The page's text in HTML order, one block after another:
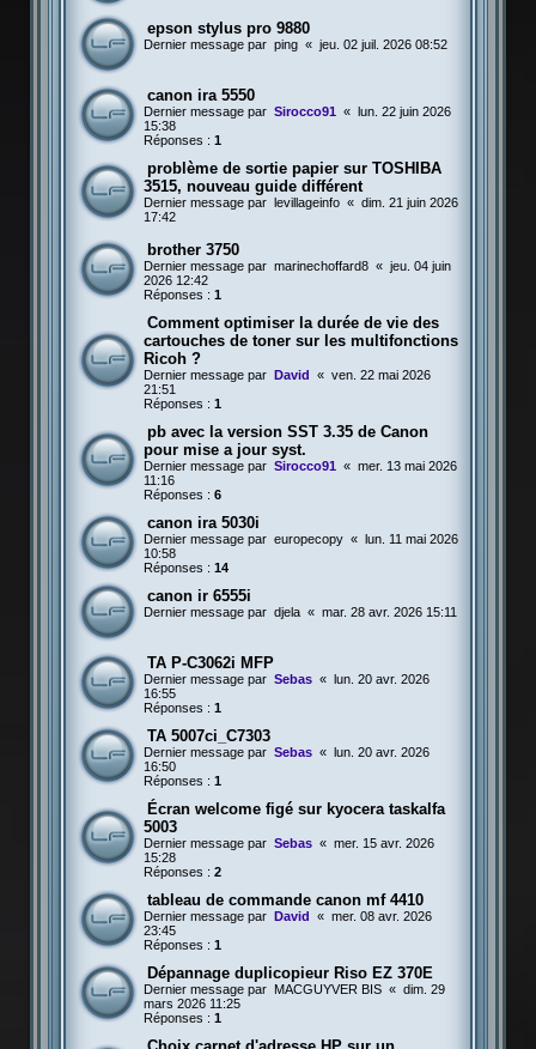
epson stylus pro 9880
Dernier message par ping « jeu. 02 juil. 2026 08:52
canon ira 5550
Dernier message par Sirocco91 « lun. 22 juin 2026
15:38
Réponses : 1
problème de sortie papier sur TOSHIBA
3515, nouveau guide différent
Dernier message par levillageinfo « dim. 21 juin 2026
17:42
brother 3750
Dernier message par marinechoffard8 « jeu. 04 juin
2026 12:42
Réponses : 1
Comment optimiser la durée de vie des
cartouches de toner sur les multifonctions
Ricoh ?
Dernier message par David « ven. 22 mai 2026
21:51
Réponses : 1
pb avec la version SST 3.35 de Canon
pour mise a jour syst.
Dernier message par Sirocco91 « mer. 13 mai 2026
11:16
Réponses : 6
canon ira 5030i
Dernier message par europecopy « lun. 11 mai 2026
10:58
Réponses : 14
canon ir 6555i
Dernier message par djela « mar. 28 avr. 2026 15:11
TA P-C3062i MFP
Dernier message par Sebas « lun. 20 avr. 2026
16:55
Réponses : 1
TA 5007ci_C7303
Dernier message par Sebas « lun. 20 avr. 2026
16:50
Réponses : 1
Écran welcome figé sur kyocera taskalfa
5003
Dernier message par Sebas « mer. 15 avr. 2026
15:28
Réponses : 2
tableau de commande canon mf 4410
Dernier message par David « mer. 08 avr. 2026
23:45
Réponses : 1
Dépannage duplicopieur Riso EZ 370E
Dernier message par MACGUYVER BIS « dim. 29
mars 2026 11:25
Réponses : 1